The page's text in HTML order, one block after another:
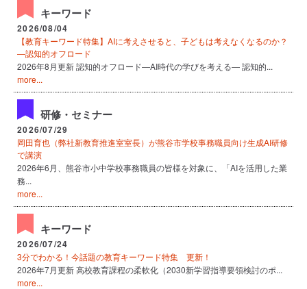
キーワード
2026/08/04
【教育キーワード特集】AIに考えさせると、子どもは考えなくなるのか？
―認知的オフロード
2026年8月更新 認知的オフロード―AI時代の学びを考える― 認知的...
more...
研修・セミナー
2026/07/29
岡田育也（弊社新教育推進室室長）が熊谷市学校事務職員向け生成AI研修
で講演
2026年6月、熊谷市小中学校事務職員の皆様を対象に、「AIを活用した業
務...
more...
キーワード
2026/07/24
3分でわかる！今話題の教育キーワード特集 更新！
2026年7月更新 高校教育課程の柔軟化（2030新学習指導要領検討のポ...
more...